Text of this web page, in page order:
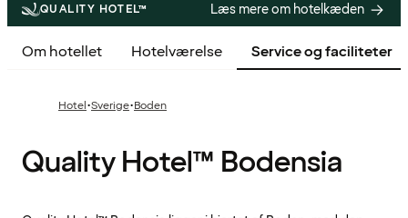
QUALITY HOTEL™ Læs mere om hotelkæden
Om hotellet Hotelværelse Service og faciliteter
Hotel·Sverige·Boden
Quality Hotel™ Bodensia